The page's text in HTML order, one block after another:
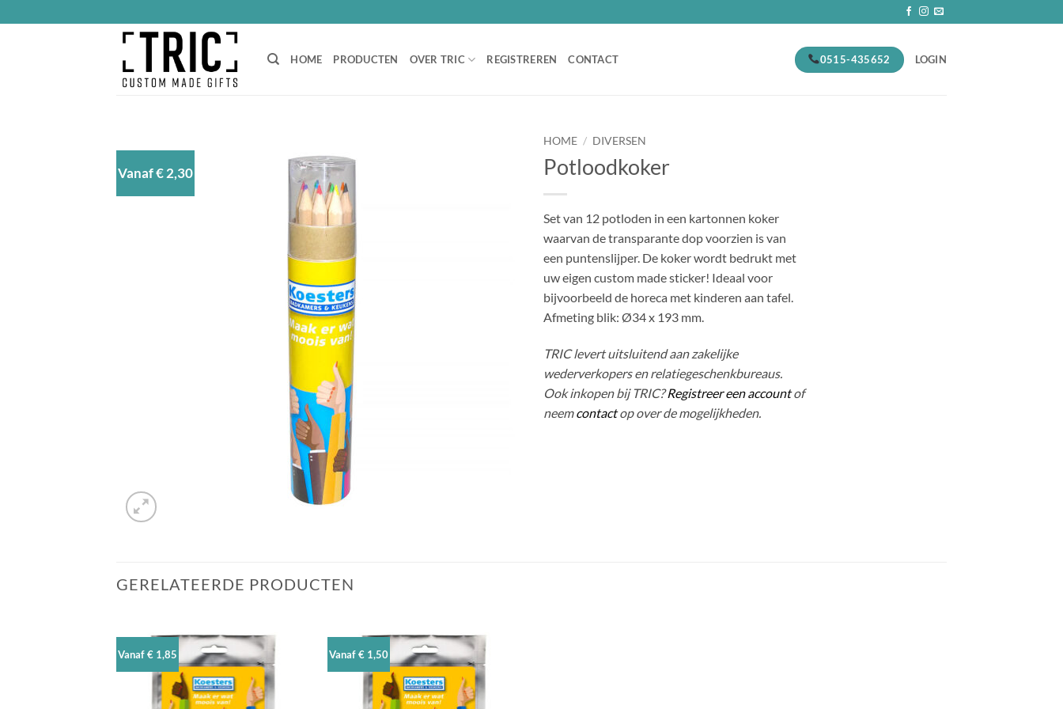
naar
HOME PRODUCTEN OVER TRIC REGISTREREN CONTACT 0515-435652 LOGIN
Vanaf € 2,30
HOME / DIVERSEN
Potloodkoker
Set van 12 potloden in een kartonnen koker
waarvan de transparante dop voorzien is van
een puntenslijper. De koker wordt bedrukt met
uw eigen custom made sticker! Ideaal voor
bijvoorbeeld de horeca met kinderen aan tafel.
Afmeting blik: Ø34 x 193 mm.
TRIC levert uitsluitend aan zakelijke
wederverkopers en relatiegeschenkbureaus.
Ook inkopen bij TRIC?Registreer een accountof
neemcontactop over de mogelijkheden.
GERELATEERDE PRODUCTEN
Vanaf € 1,85 Vanaf € 1,50